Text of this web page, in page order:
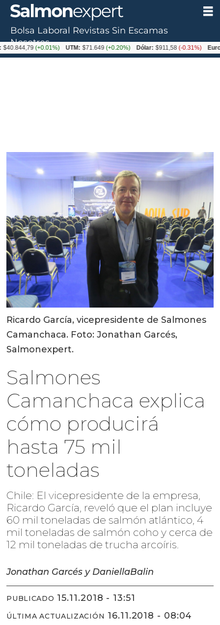
Ricardo García, vicepresidente de Salmones
Camanchaca. Foto: Jonathan Garcés,
Salmonexpert.
Salmones
Camanchaca explica
cómo producirá
hasta 75 mil
toneladas
Chile: El vicepresidente de la empresa,
Ricardo García, reveló que el plan incluye
60 mil toneladas de salmón atlántico, 4
mil toneladas de salmón coho y cerca de
12 mil toneladas de trucha arcoíris.
Jonathan Garcés y DaniellaBalin
PUBLICADO 15.11.2018 - 13:51
ÚLTIMA ACTUALIZACIÓN 16.11.2018 - 08:04
Bolsa Laboral Revistas Sin Escamas
Nosotros
(+0.01%) UTM: $71.649(+0.20%) Dólar: $911,58(-0.31%) Euro: